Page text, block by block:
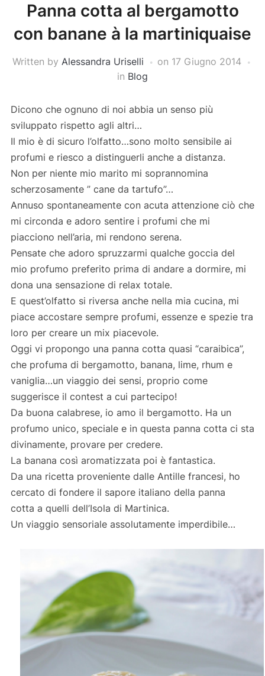
Panna cotta al bergamotto
con banane à la martiniquaise
Written by Alessandra Uriselli on 17 Giugno 2014
in Blog
Dicono che ognuno di noi abbia un senso più
sviluppato rispetto agli altri…
Il mio è di sicuro l’olfatto…sono molto sensibile ai
profumi e riesco a distinguerli anche a distanza.
Non per niente mio marito mi soprannomina
scherzosamente ” cane da tartufo”…
Annuso spontaneamente con acuta attenzione ciò che
mi circonda e adoro sentire i profumi che mi
piacciono nell’aria, mi rendono serena.
Pensate che adoro spruzzarmi qualche goccia del
mio profumo preferito prima di andare a dormire, mi
dona una sensazione di relax totale.
E quest’olfatto si riversa anche nella mia cucina, mi
piace accostare sempre profumi, essenze e spezie tra
loro per creare un mix piacevole.
Oggi vi propongo una panna cotta quasi “caraibica”,
che profuma di bergamotto, banana, lime, rhum e
vaniglia…un viaggio dei sensi, proprio come
suggerisce il contest a cui partecipo!
Da buona calabrese, io amo il bergamotto. Ha un
profumo unico, speciale e in questa panna cotta ci sta
divinamente, provare per credere.
La banana così aromatizzata poi è fantastica.
Da una ricetta proveniente dalle Antille francesi, ho
cercato di fondere il sapore italiano della panna
cotta a quelli dell’Isola di Martinica.
Un viaggio sensoriale assolutamente imperdibile…